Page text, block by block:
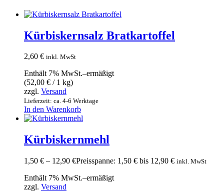
Kürbiskernsalz Bratkartoffel
2,60 € inkl. MwSt
Enthält 7% MwSt.–ermäßigt
(52,00 € / 1 kg)
zzgl. Versand
Lieferzeit: ca. 4-6 Werktage
In den Warenkorb
Kürbiskernmehl
1,50 € – 12,90 €Preisspanne: 1,50 € bis 12,90 € inkl. MwSt
Enthält 7% MwSt.–ermäßigt
zzgl. Versand